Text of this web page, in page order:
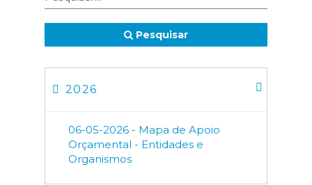
Pesquisar
2026
06-05-2026 - Mapa de Apoio
Orçamental - Entidades e
Organismos